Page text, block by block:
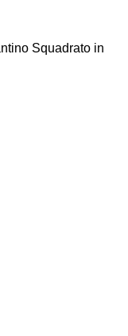
Squadrato in